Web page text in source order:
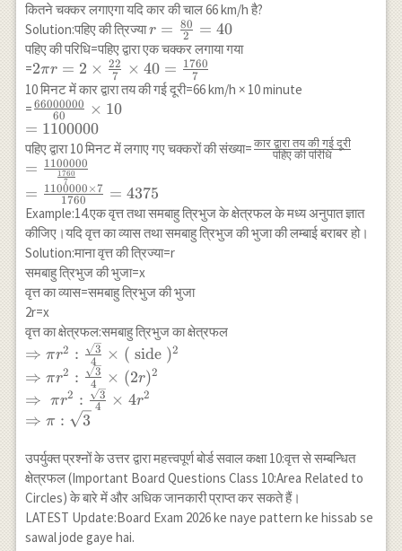
कितने चक्कर लगाएगा यदि कार की चाल 66 km/h है?
Solution:पहिए की त्रिज्याr=\frac{80}
{2}=40
r = 2
80 = 40
पहिए की परिधि=पहिए द्वारा एक चक्कर लगाया गया
=2 \pi r=2
\times
\frac{22}{7}
\times
40=\frac{1760}
{7}
2πr = 2 × 7
22 × 40 = 7
1760
10 मिनट में कार द्वारा तय की गई दूरी=66 km/h × 10 minute
=\frac{66000000}
{60} \times 10
\\ =1100000
60
66000000 × 10
= 1100000
पहिए द्वारा 10 मिनट में लगाए गए चक्करों की संख्या=\frac{\text{कार
परिधि}}
\\=\frac{1100000}
{\frac{1760}{7}}
पहिए की परिधि
कार द्वारा तय की गई दूरी
=
7
1760
1100000
= 1760
1100000 ×7 = 4375
Example:14.एक वृत्त तथा समबाहु त्रिभुज के क्षेत्रफल के मध्य अनुपात ज्ञात
कीजिए।यदि वृत्त का व्यास तथा समबाहु त्रिभुज की भुजा की लम्बाई बराबर हो।
Solution:माना वृत्त की त्रिज्या=r
समबाहु त्रिभुज की भुजा=x
वृत्त का व्यास=समबाहु त्रिभुज की भुजा
2r=x
वृत्त का क्षेत्रफल:समबाहु त्रिभुज का क्षेत्रफल
\Rightarrow \pi
r^2:
\frac{\sqrt{3}}{4}
\times(\text { side
})^2 \\
\Rightarrow \pi
r^2:
\frac{\sqrt{3}}{4}
\times(2 r)^2 \\
\Rightarrow \pi
r^2:\frac{\sqrt{3}}
⇒ πr2 : 4
3 × ( side )2
⇒ πr2 : 4
3 × (2r)2
⇒ πr2 : 4
3 × 4r2
⇒ π : 3
उपर्युक्त प्रश्नों के उत्तर द्वारा महत्त्वपूर्ण बोर्ड सवाल कक्षा 10:वृत्त से सम्बन्धित
क्षेत्रफल (Important Board Questions Class 10:Area Related to
Circles) के बारे में और अधिक जानकारी प्राप्त कर सकते हैं।
LATEST Update:Board Exam 2026 ke naye pattern ke hissab se
sawal jode gaye hai.